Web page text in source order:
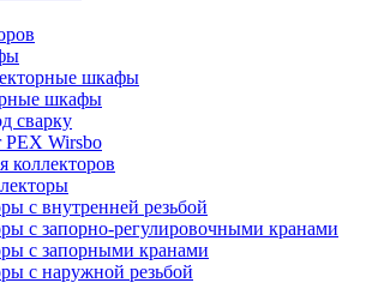
шкафы
шкафы
сварку
PEX Wirsbo
с внутренней резьбой
с запорно-регулировочными кранами
с запорными кранами
с наружной резьбой